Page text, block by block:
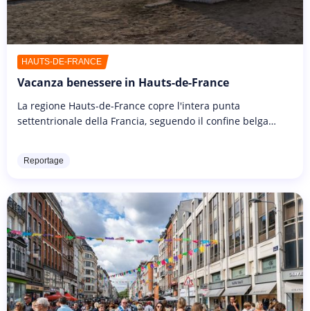
HAUTS-DE-FRANCE
Vacanza benessere in Hauts-de-France
La regione Hauts-de-France copre l'intera punta
settentrionale della Francia, seguendo il confine belga
Reportage